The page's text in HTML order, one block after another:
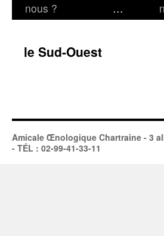
nous ?
…
le Sud-Ouest
Amicale Œnologique Chartraine - 3
- TÉL : 02-99-41-33-11